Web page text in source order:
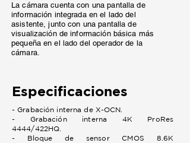
La cámara cuenta con una pantalla de
información integrada en el lado del
asistente, junto con una pantalla de
visualización de información básica más
pequeña en el lado del operador de la
cámara.
Especificaciones
- Grabación interna de X-OCN.
- Grabación interna 4K ProRes
4444/422HQ.
- Bloque de sensor CMOS 8.6K